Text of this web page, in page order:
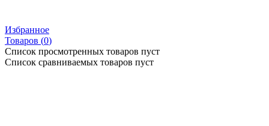
Избранное
Товаров (0)
Список просмотренных товаров пуст
Список сравниваемых товаров пуст